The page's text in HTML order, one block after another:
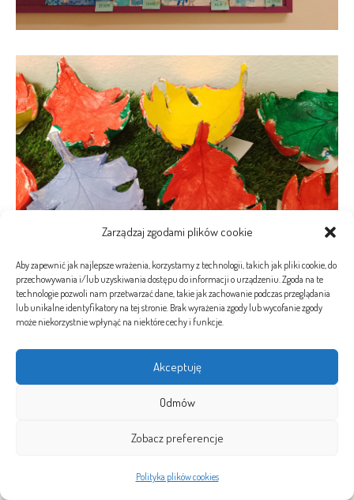
Zarządzaj zgodami plików cookie
Aby zapewnić jak najlepsze wrażenia, korzystamy z technologii, takich jak pliki cookie, do
przechowywania i/lub uzyskiwania dostępu do informacji o urządzeniu. Zgoda na te
technologie pozwoli nam przetwarzać dane, takie jak zachowanie podczas przeglądania
lub unikalne identyfikatory na tej stronie. Brak wyrażenia zgody lub wycofanie zgody
może niekorzystnie wpłynąć na niektóre cechy i funkcje.
Akceptuję
Odmów
Zobacz preferencje
Polityka plików cookies